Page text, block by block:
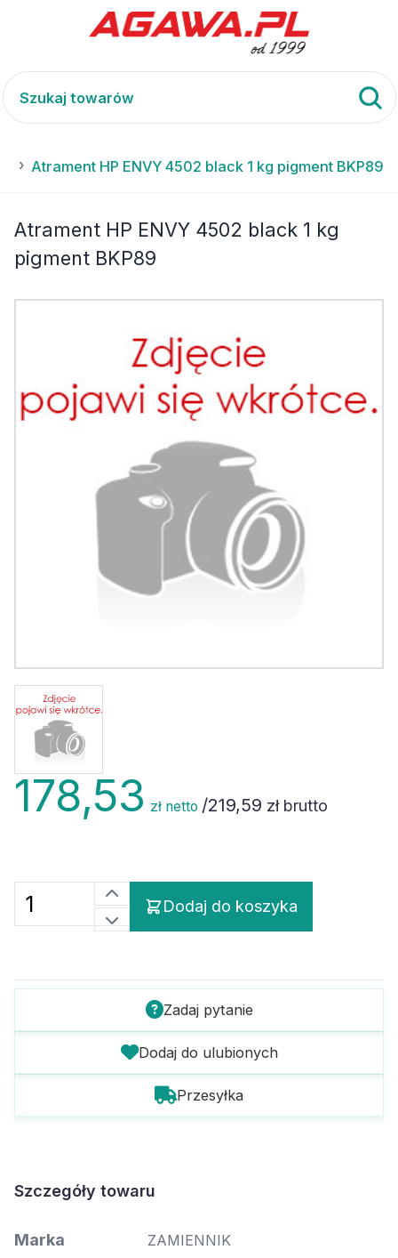
Atrament HP ENVY 4502 black 1 kg pigment BKP89
Atrament HP ENVY 4502 black 1 kg
pigment BKP89
178,53 zł netto /219,59 zł brutto
Dodaj do koszyka
Zadaj pytanie
Dodaj do ulubionych
Przesyłka
Szczegóły towaru
Marka ZAMIENNIK